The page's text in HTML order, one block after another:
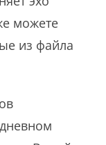
можете
из файла